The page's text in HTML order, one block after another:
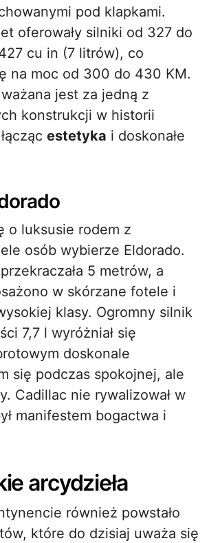
pod klapkami.
oferowały silniki od 327 do
cu in (7 litrów), co
na moc od 300 do 430 KM.
jest za jedną z
konstrukcji w historii
estetyka i doskonałe
o luksusie rodem z
osób wybierze Eldorado.
5 metrów, a
w skórzane fotele i
klasy. Ogromny silnik
7,7 l wyróżniał się
doskonale
się podczas spokojnej, ale
Cadillac nie rywalizował w
manifestem bogactwa i
arcydzieła
również powstało
które do dzisiaj uważa się